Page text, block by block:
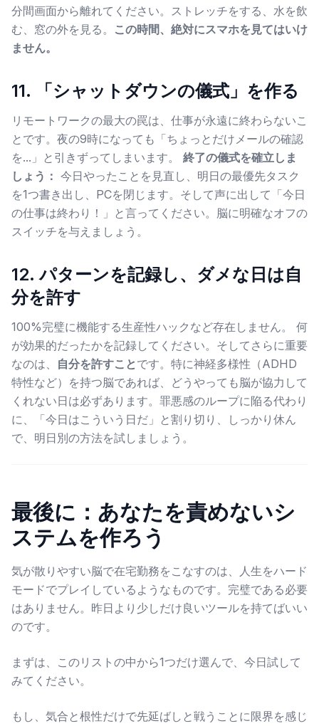
分間画面から離れてください。ストレッチをする、水を飲
む、窓の外を見る。 この時間、絶対にスマホを見てはいけ
ません。
11. 「シャットダウンの儀式」を作る
リモートワークの最大の罠は、仕事が永遠に終わらないこ
とです。夜の9時になっても「ちょっとだけメールの確認
を...」と引きずってしまいます。 終了の儀式を確立しま
しょう： 今日やったことを見直し、明日の最優先タスク
を1つ書き出し、PCを閉じます。そして声に出して「今日
の仕事は終わり！」と言ってください。脳に明確なオフの
スイッチを与えましょう。
12. パターンを記録し、ダメな日は自
分を許す
100%完璧に機能する生産性ハックなど存在しません。 何
が効果的だったかを記録してください。そしてさらに重要
なのは、 自分を許すことです。特に神経多様性（ADHD
特性など）を持つ脳であれば、どうやっても脳が協力して
くれない日は必ずあります。罪悪感のループに陥る代わり
に、「今日はこういう日だ」と割り切り、しっかり休ん
で、明日別の方法を試しましょう。
最後に：あなたを責めないシ
ステムを作ろう
気が散りやすい脳で在宅勤務をこなすのは、人生をハード
モードでプレイしているようなものです。完璧である必要
はありません。昨日より少しだけ良いツールを持てばいい
のです。
まずは、このリストの中から1つだけ選んで、今日試して
みてください。
もし、気合と根性だけで先延ばしと戦うことに限界を感じ